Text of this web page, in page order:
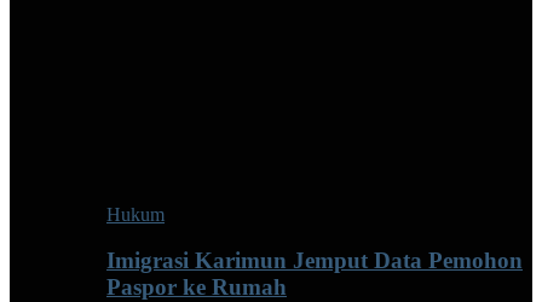
Hukum
Imigrasi Karimun Jemput Data Pemohon
Paspor ke Rumah